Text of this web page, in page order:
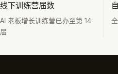
线下训练营届数
AI 老板增长训练营已办至第 14
届